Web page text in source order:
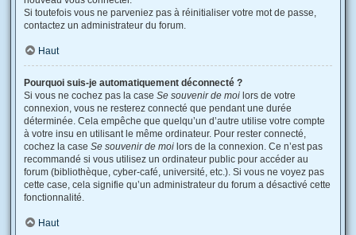
Si toutefois vous ne parveniez pas à réinitialiser votre mot de passe,
contactez un administrateur du forum.
Haut
Pourquoi suis-je automatiquement déconnecté ?
Si vous ne cochez pas la case Se souvenir de moi lors de votre
connexion, vous ne resterez connecté que pendant une durée
déterminée. Cela empêche que quelqu’un d’autre utilise votre compte
à votre insu en utilisant le même ordinateur. Pour rester connecté,
cochez la case Se souvenir de moi lors de la connexion. Ce n’est pas
recommandé si vous utilisez un ordinateur public pour accéder au
forum (bibliothèque, cyber-café, université, etc.). Si vous ne voyez pas
cette case, cela signifie qu’un administrateur du forum a désactivé cette
fonctionnalité.
Haut